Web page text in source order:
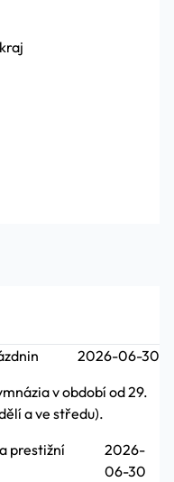
2026-06-30
v období od 29.
a ve středu).
prestižní
2026-
06-30